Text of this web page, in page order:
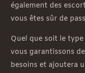
également des
vous êtes sûr de
Quel que soit le
vous garantissons
besoins et ajoutera